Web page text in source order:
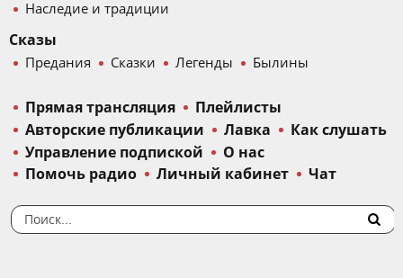
Наследие и традиции
Сказы
Предания Сказки Легенды Былины
Прямая трансляция
Плейлисты
Авторские публикации
Лавка
Как слушать
Управление подпиской
О нас
Помочь радио
Личный кабинет Чат